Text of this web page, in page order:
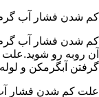
کم شدن فشار آب
کم شدن فشار آب گرم
آن روبه رو
گرفتن آبگرمکن و
علت کم شدن فشار آب